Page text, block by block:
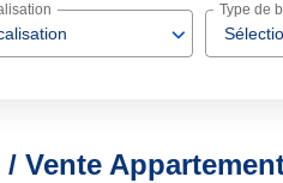
Type de
/ Vente